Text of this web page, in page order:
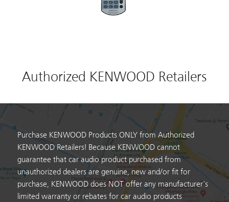
Authorized KENWOOD Retailers
Purchase KENWOOD Products ONLY from Authorized
KENWOOD Retailers! Because KENWOOD cannot
guarantee that car audio product purchased from
unauthorized dealers are genuine, new and/or fit for
purchase, KENWOOD does NOT offer any manufacturer's
limited warranty or rebates for car audio products